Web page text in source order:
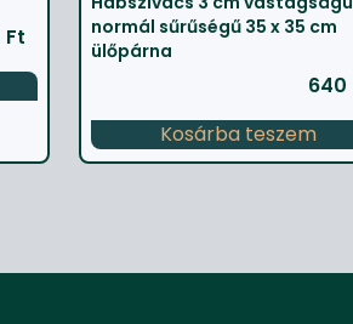
Ft
normál sűrűségű 35 x 35 cm
ülőpárna
640
Kosárba teszem